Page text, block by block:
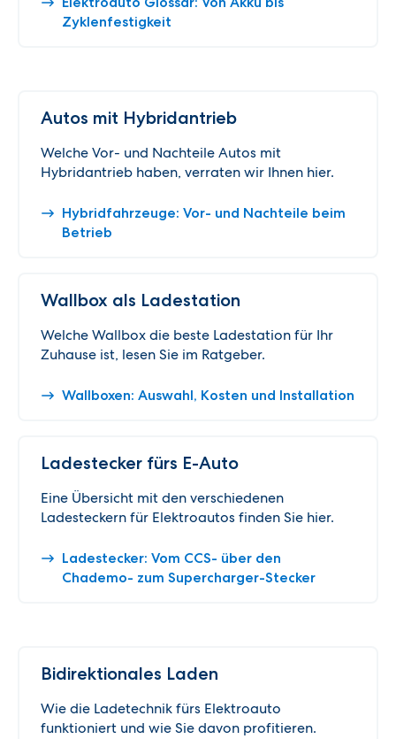
Zyklenfestigkeit
Autos mit Hybridantrieb
Welche Vor- und Nachteile Autos mit
Hybridantrieb haben, verraten wir Ihnen hier.
Hybridfahrzeuge: Vor- und Nachteile beim
Betrieb
Wallbox als Ladestation
Welche Wallbox die beste Ladestation für Ihr
Zuhause ist, lesen Sie im Ratgeber.
Wallboxen: Auswahl, Kosten und Installation
Ladestecker fürs E-Auto
Eine Übersicht mit den verschiedenen
Ladesteckern für Elektroautos finden Sie hier.
Ladestecker: Vom CCS- über den
Chademo- zum Supercharger-Stecker
Bidirektionales Laden
Wie die Ladetechnik fürs Elektroauto
funktioniert und wie Sie davon profitieren.